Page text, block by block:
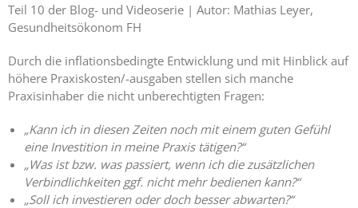
Teil 10 der Blog- und Videoserie | Autor: Mathias Leyer,
Gesundheitsökonom FH
Durch die inflationsbedingte Entwicklung und mit Hinblick auf
höhere Praxiskosten/-ausgaben stellen sich manche
Praxisinhaber die nicht unberechtigten Fragen:
„Kann ich in diesen Zeiten noch mit einem guten Gefühl
eine Investition in meine Praxis tätigen?“
„Was ist bzw. was passiert, wenn ich die zusätzlichen
Verbindlichkeiten ggf. nicht mehr bedienen kann?“
„Soll ich investieren oder doch besser abwarten?“
Expertise 3 –
Z-MVZ
Expertise 4
– Z-MVZ
Z-MVZ
Personal-
Management